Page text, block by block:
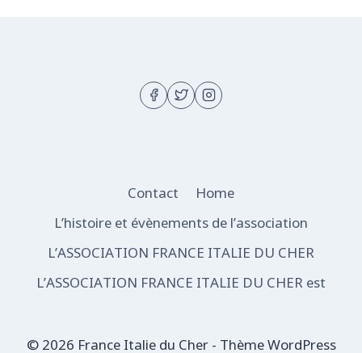
Contact
Home
L’histoire et évènements de l’association
L’ASSOCIATION FRANCE ITALIE DU CHER
L’ASSOCIATION FRANCE ITALIE DU CHER est
© 2026 France Italie du Cher - Thème WordPress